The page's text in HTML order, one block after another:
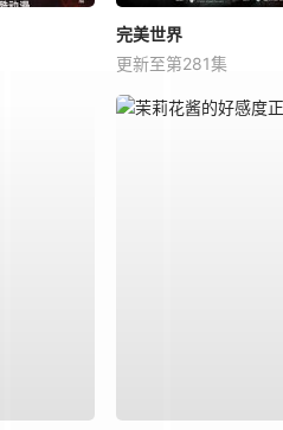
完美世界
更新至第281集